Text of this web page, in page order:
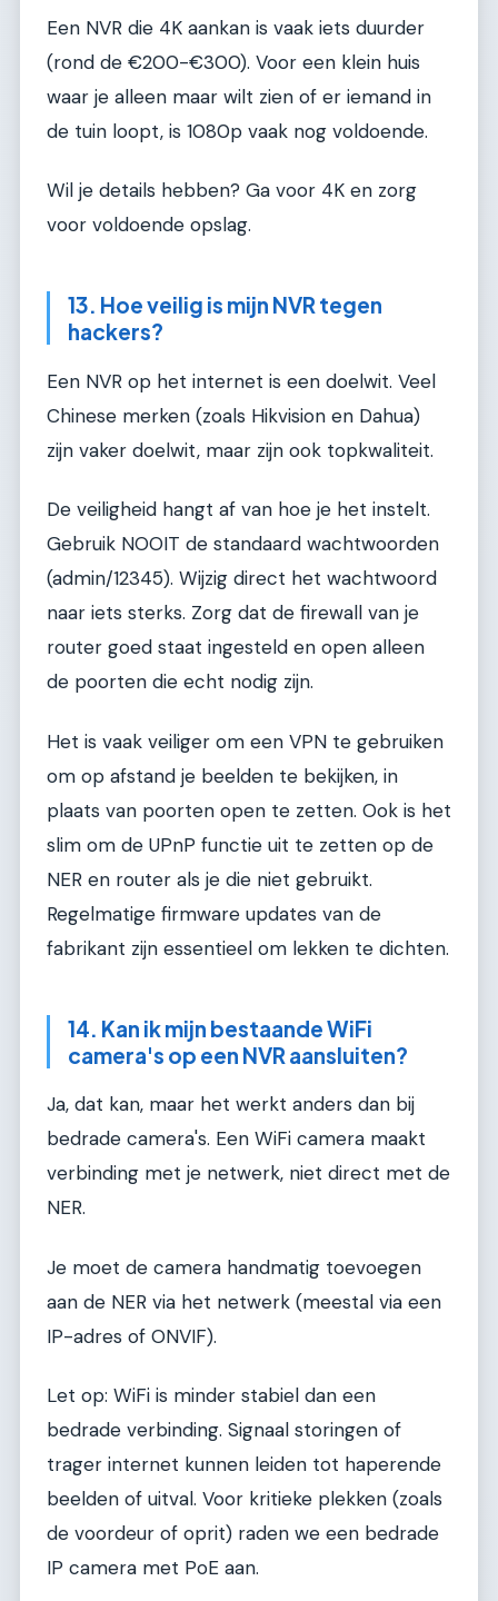
Een NVR die 4K aankan is vaak iets duurder
(rond de €200-€300). Voor een klein huis
waar je alleen maar wilt zien of er iemand in
de tuin loopt, is 1080p vaak nog voldoende.
Wil je details hebben? Ga voor 4K en zorg
voor voldoende opslag.
13. Hoe veilig is mijn NVR tegen
hackers?
Een NVR op het internet is een doelwit. Veel
Chinese merken (zoals Hikvision en Dahua)
zijn vaker doelwit, maar zijn ook topkwaliteit.
De veiligheid hangt af van hoe je het instelt.
Gebruik NOOIT de standaard wachtwoorden
(admin/12345). Wijzig direct het wachtwoord
naar iets sterks. Zorg dat de firewall van je
router goed staat ingesteld en open alleen
de poorten die echt nodig zijn.
Het is vaak veiliger om een VPN te gebruiken
om op afstand je beelden te bekijken, in
plaats van poorten open te zetten. Ook is het
slim om de UPnP functie uit te zetten op de
NER en router als je die niet gebruikt.
Regelmatige firmware updates van de
fabrikant zijn essentieel om lekken te dichten.
14. Kan ik mijn bestaande WiFi
camera's op een NVR aansluiten?
Ja, dat kan, maar het werkt anders dan bij
bedrade camera's. Een WiFi camera maakt
verbinding met je netwerk, niet direct met de
NER.
Je moet de camera handmatig toevoegen
aan de NER via het netwerk (meestal via een
IP-adres of ONVIF).
Let op: WiFi is minder stabiel dan een
bedrade verbinding. Signaal storingen of
trager internet kunnen leiden tot haperende
beelden of uitval. Voor kritieke plekken (zoals
de voordeur of oprit) raden we een bedrade
IP camera met PoE aan.